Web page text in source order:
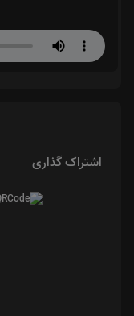
اشتراک گذاری